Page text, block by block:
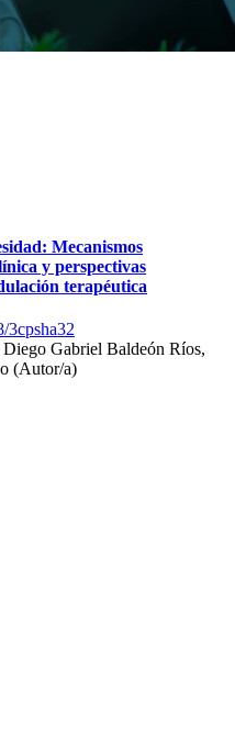
Mecanismos
y perspectivas
terapéutica
3cpsha32
Gabriel Baldeón Ríos,
(Autor/a)